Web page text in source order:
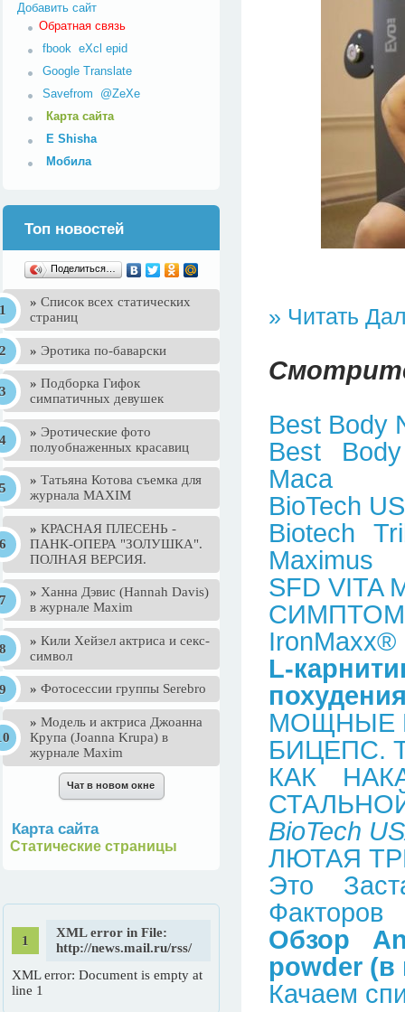
» Читать
Best Body
Best
Maca
BioTech
Biotech
Maximus
SFD VITA
IronMaxx®
L-
МОЩНЫЕ
БИЦЕПС.
КАК
BioTech
ЛЮТАЯ
Это
Факторов
Обзор
powder (в
Качаем
Добавить сайт
Обратная связь
fbook eXcl epid
Google Translate
Savefrom @ZeXe
Карта сайта
E Shisha
Мобила
Топ новостей
Поделиться…
» Список всех статических
страниц
» Эротика по-баварски
» Подборка Гифок
симпатичных девушек
» Эротические фото
полуобнаженных красавиц
» Татьяна Котова съемка для
журнала MAXIM
» КРАСНАЯ ПЛЕСЕНЬ -
ПАНК-ОПЕРА "ЗОЛУШКА".
ПОЛНАЯ ВЕРСИЯ.
» Ханна Дэвис (Hannah Davis)
в журнале Maxim
» Кили Хейзел актриса и секс-
символ
» Фотосессии группы Serebro
» Mодель и актриса Джоанна
Крупа (Joanna Krupa) в
журнале Maxim
Карта сайта
Статические страницы
XML error in File:
http://news.mail.ru/rss/
XML error: Document is empty at
line 1